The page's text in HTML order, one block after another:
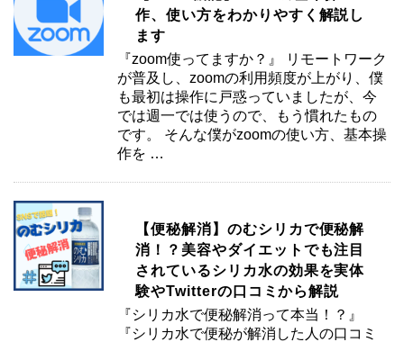
作、使い方をわかりやすく解説し
ます
『zoom使ってますか？』 リモートワーク
が普及し、zoomの利用頻度が上がり、僕
も最初は操作に戸惑っていましたが、今
では週一では使うので、もう慣れたもの
です。 そんな僕がzoomの使い方、基本操
作を …
【便秘解消】のむシリカで便秘解
消！？美容やダイエットでも注目
されているシリカ水の効果を実体
験やTwitterの口コミから解説
『シリカ水で便秘解消って本当！？』
『シリカ水で便秘が解消した人の口コミ